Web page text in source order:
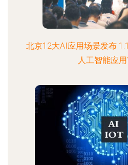
北京12大AI应用场景发布
人工智能应用